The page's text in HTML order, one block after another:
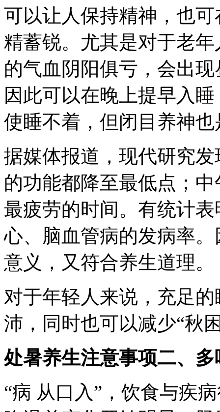
可以让人保持精神，也
精蓄锐。尤其是对于老
的气血阴阳俱亏，会出
因此可以在晚上提早入
使睡不着，但闭目养神
据媒体报道，现代研究
的功能都降至最低点；
最疲劳的时间。有统计
心、脑血管病的发病率
意义，又符合养生道理。
对于年轻人来说，充足
沛，同时也可以减少“秋
处暑养生注意事项二、
“病 从口入”，饮食与疾